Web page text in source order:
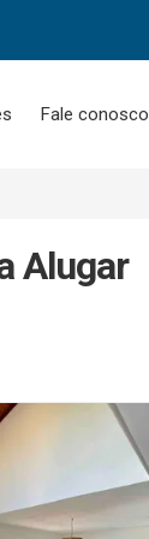
Fale conosco
Alugar